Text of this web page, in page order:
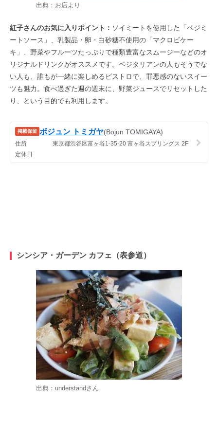
出典：お店より
紅子さんのお気に入りポイント： ソイミートを使用した「ベジミ
ートソース」、乳製品・卵・白砂糖不使用の「マクロビケー
キ」、野菜やフルーツたっぷりで種類豊富なスムージーなどのオ
リジナルドリンクがオススメです。ベジタリアンの人もそうでな
い人も、誰もが一緒に楽しめるビストロで、罪悪感のないスイー
ツも魅力。食べ過ぎた週の週末に、野菜ジュースでリセットした
り、という目的でも利用します。
シンシア・ガーデン カフェ（表参道）
出典： understandさん